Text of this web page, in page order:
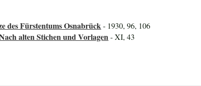
des Fürstentums Osnabrück- 1930, 96, 106
alten Stichen und Vorlagen- XI, 43